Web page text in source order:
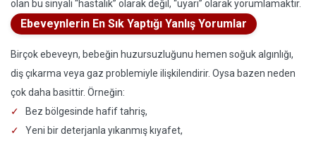
olan bu sinyali “hastalık” olarak değil, “uyarı” olarak yorumlamaktır.
Ebeveynlerin En Sık Yaptığı Yanlış Yorumlar
Birçok ebeveyn, bebeğin huzursuzluğunu hemen soğuk algınlığı,
diş çıkarma veya gaz problemiyle ilişkilendirir. Oysa bazen neden
çok daha basittir. Örneğin:
Bez bölgesinde hafif tahriş,
Yeni bir deterjanla yıkanmış kıyafet,